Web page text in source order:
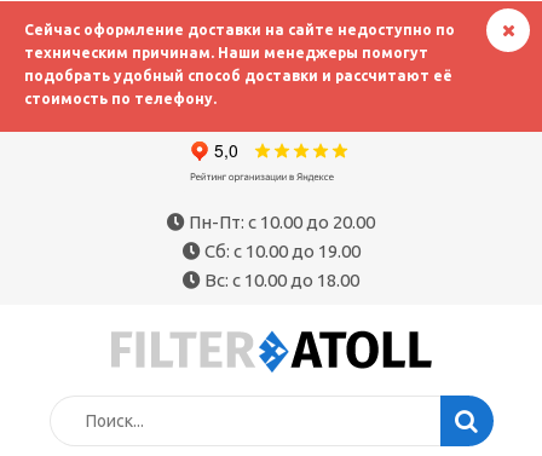
Сейчас оформление доставки на сайте недоступно по
техническим причинам. Наши менеджеры помогут
подобрать удобный способ доставки и рассчитают её
стоимость по телефону.
Пн-Пт: с 10.00 до 20.00
Сб: с 10.00 до 19.00
Вс: с 10.00 до 18.00